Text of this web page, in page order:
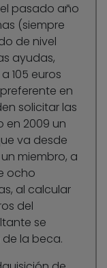
pasado año
(siempre
de nivel
ayudas,
105 euros
en
solicitar las
en 2009 un
va desde
miembro, a
ocho
al calcular
del
se
la beca.